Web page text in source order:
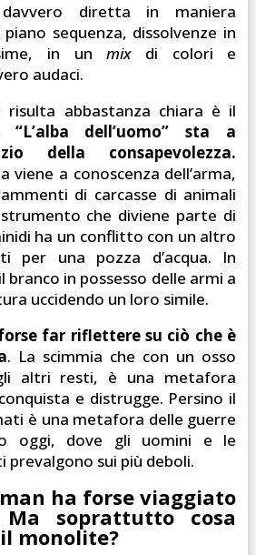
diretta in maniera
sequenza, dissolvenze in
in unmixdi colori e
audaci.
risulta abbastanza chiara è il
“L’alba dell’uomo” sta a
della consapevolezza.
viene a conoscenza dell’arma,
di carcasse di animali
che diviene parte di
ha un conflitto con un altro
per una pozza d’acqua. In
branco in possesso delle armi a
uccidendo un loro simile.
far riflettere su ciò che è
. La scimmia che con un osso
altri resti, è una metafora
e distrugge. Persino il
è una metafora delle guerre
oggi, dove gli uomini e le
prevalgono sui più deboli.
ha forse viaggiato
soprattutto cosa
monolite?